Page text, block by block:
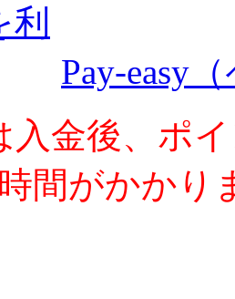
Pay-easy
入金後、ポ
間がかかり